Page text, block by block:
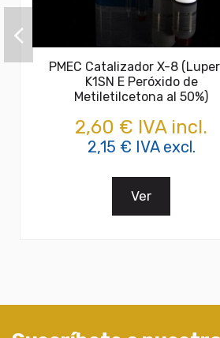
PMEC Catalizador X-8
K1SN E Peróxido de
Metiletilcetona al 50%)
2,60 € IVA incl.
2,15 € IVA excl.
Ver